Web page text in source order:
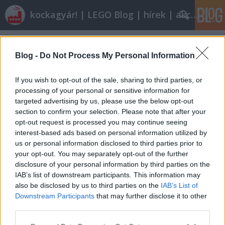
Blog - Do Not Process My Personal Information
If you wish to opt-out of the sale, sharing to third parties, or
processing of your personal or sensitive information for
targeted advertising by us, please use the below opt-out
section to confirm your selection. Please note that after your
opt-out request is processed you may continue seeing
interest-based ads based on personal information utilized by
us or personal information disclosed to third parties prior to
your opt-out. You may separately opt-out of the further
disclosure of your personal information by third parties on the
IAB’s list of downstream participants. This information may
also be disclosed by us to third parties on the IAB’s List of
Downstream Participants that may further disclose it to other
kockagyár! | LEGO Blog | hírek | akciók |
Címkék»6655
klasszabb!
tutuka•2012. január 31.
Amikor már mindenki mindent legóval próbál
menővé varázsolni (alighanem ezzel szép lassan
eltörve a legó-varázslatot), pontosan akkor kellett
eljönnie annak a két - természetesen lengyel -
srácnak, akik fogták magukat, és úgy használják a
LEGO-t, hogy a végeredmény igazából…
Klasszikus autó dzsembori